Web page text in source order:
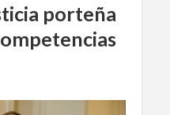
porteña